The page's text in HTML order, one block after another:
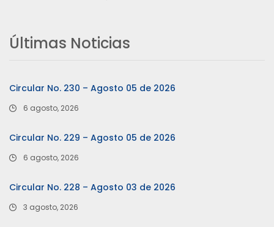
Últimas Noticias
Circular No. 230 – Agosto 05 de 2026
6 agosto, 2026
Circular No. 229 – Agosto 05 de 2026
6 agosto, 2026
Circular No. 228 – Agosto 03 de 2026
3 agosto, 2026